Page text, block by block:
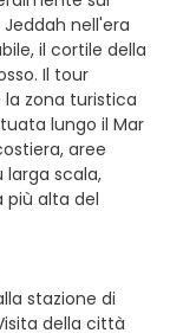
nell'era
il cortile della
Il tour
zona turistica
lungo il Mar
aree
larga scala,
più alta del
stazione di
della città